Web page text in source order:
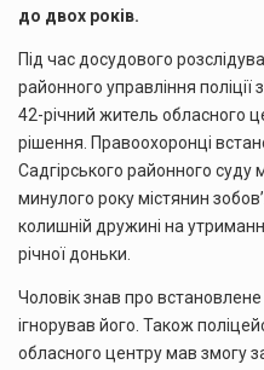
до двох років.
Під час досудового
районного управління
42-річний житель обласного
рішення. Правоохоронці
Садгірського районного суду
минулого року містянин
колишній дружині на
річної доньки.
Чоловік знав про
ігнорував його. Також
обласного центру мав змогу